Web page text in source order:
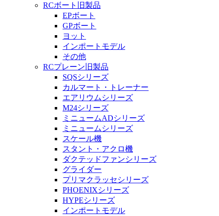
RCボート旧製品
EPボート
GPボート
ヨット
インポートモデル
その他
RCプレーン旧製品
SQSシリーズ
カルマート・トレーナー
エアリウムシリーズ
M24シリーズ
ミニュームADシリーズ
ミニュームシリーズ
スケール機
スタント・アクロ機
ダクテッドファンシリーズ
グライダー
プリマクラッセシリーズ
PHOENIXシリーズ
HYPEシリーズ
インポートモデル